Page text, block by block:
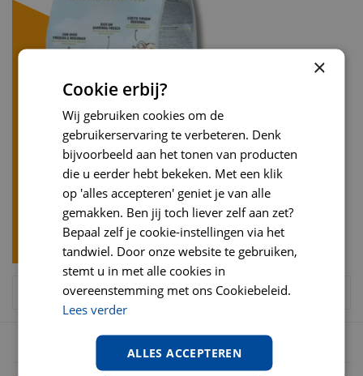
×
Cookie erbij?
Wij gebruiken cookies om de
gebruikerservaring te verbeteren. Denk
bijvoorbeeld aan het tonen van producten
die u eerder hebt bekeken. Met een klik
op 'alles accepteren' geniet je van alle
gemakken. Ben jij toch liever zelf aan zet?
Bepaal zelf je cookie-instellingen via het
tandwiel. Door onze website te gebruiken,
stemt u in met alle cookies in
overeenstemming met ons Cookiebeleid.
Lees verder
ALLES ACCEPTEREN